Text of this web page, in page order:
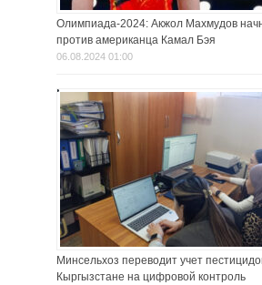
Олимпиада-2024: Акжол Махмудов
против американца Камал Бэя
06.08.2024 01:00
Минсельхоз переводит учет
Кыргызстане на цифровой контроль